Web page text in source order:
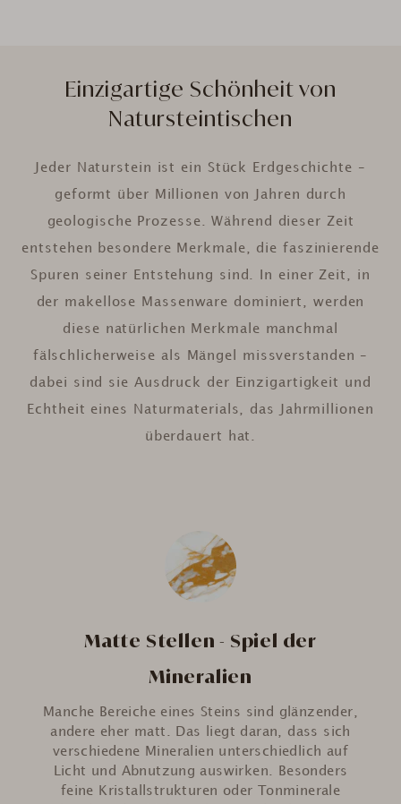
Einzigartige Schönheit von
Natursteintischen
Jeder Naturstein ist ein Stück Erdgeschichte –
geformt über Millionen von Jahren durch
geologische Prozesse. Während dieser Zeit
entstehen besondere Merkmale, die faszinierende
Spuren seiner Entstehung sind. In einer Zeit, in
der makellose Massenware dominiert, werden
diese natürlichen Merkmale manchmal
fälschlicherweise als Mängel missverstanden –
dabei sind sie Ausdruck der Einzigartigkeit und
Echtheit eines Naturmaterials, das Jahrmillionen
überdauert hat.
Matte Stellen - Spiel der
Mineralien
Manche Bereiche eines Steins sind glänzender,
andere eher matt. Das liegt daran, dass sich
verschiedene Mineralien unterschiedlich auf
Licht und Abnutzung auswirken. Besonders
feine Kristallstrukturen oder Tonminerale